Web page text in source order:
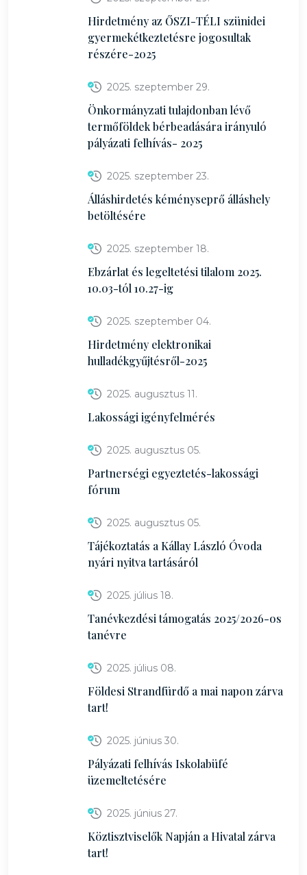
Hirdetmény az ŐSZI-TÉLI szünidei
gyermekétkeztetésre jogosultak
részére-2025
2025. szeptember 29.
Önkormányzati tulajdonban lévő
termőföldek bérbeadására irányuló
pályázati felhívás- 2025
2025. szeptember 23.
Álláshirdetés kéményseprő álláshely
betöltésére
2025. szeptember 18.
Ebzárlat és legeltetési tilalom 2025.
10.03-tól 10.27-ig
2025. szeptember 04.
Hirdetmény elektronikai
hulladékgyűjtésről-2025
2025. augusztus 11.
Lakossági igényfelmérés
2025. augusztus 05.
Partnerségi egyeztetés-lakossági
fórum
2025. augusztus 05.
Tájékoztatás a Kállay László Óvoda
nyári nyitva tartásáról
2025. július 18.
Tanévkezdési támogatás 2025/2026-os
tanévre
2025. július 08.
Földesi Strandfürdő a mai napon zárva
tart!
2025. június 30.
Pályázati felhívás Iskolabüfé
üzemeltetésére
2025. június 27.
Köztisztviselők Napján a Hivatal zárva
tart!